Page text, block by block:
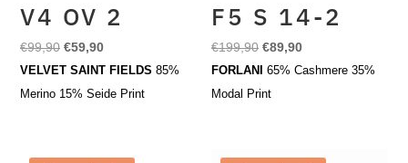
V4 OV 2
€99,90 Ursprünglicher
Preis
war:
€59,90Aktueller
Preis
ist:
VELVET SAINT FIELDS 85%
Merino 15% Seide Print
F5 S 14-2
€199,90 Ursprünglicher
Preis
war:
€89,90Aktueller
Preis
FORLANI65% Cashmere 35%
Modal Print